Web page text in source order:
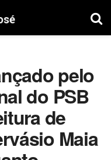
pelo
do PSB
de
Maia